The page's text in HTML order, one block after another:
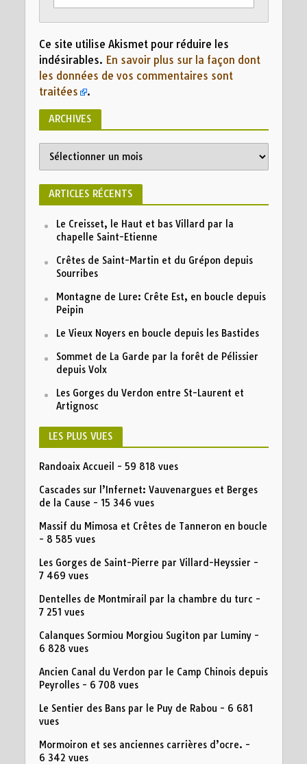
Ce site utilise Akismet pour réduire les
indésirables. En savoir plus sur la façon dont
les données de vos commentaires sont
traitées
.
ARCHIVES
ARTICLES RÉCENTS
Le Creisset, le Haut et bas Villard par la
chapelle Saint-Etienne
Crêtes de Saint-Martin et du Grépon depuis
Sourribes
Montagne de Lure: Crête Est, en boucle depuis
Peipin
Le Vieux Noyers en boucle depuis les Bastides
Sommet de La Garde par la forêt de Pélissier
depuis Volx
Les Gorges du Verdon entre St-Laurent et
Artignosc
LES PLUS VUES
Randoaix Accueil - 59 818 vues
Cascades sur l’Infernet: Vauvenargues et Berges
de la Cause - 15 346 vues
Massif du Mimosa et Crêtes de Tanneron en boucle
- 8 585 vues
Les Gorges de Saint-Pierre par Villard-Heyssier -
7 469 vues
Dentelles de Montmirail par la chambre du turc -
7 251 vues
Calanques Sormiou Morgiou Sugiton par Luminy-
6 828 vues
Ancien Canal du Verdon par le Camp Chinois depuis
Peyrolles- 6 708 vues
Le Sentier des Bans par le Puy de Rabou - 6 681
vues
Mormoiron et ses anciennes carrières d’ocre. -
6 342 vues